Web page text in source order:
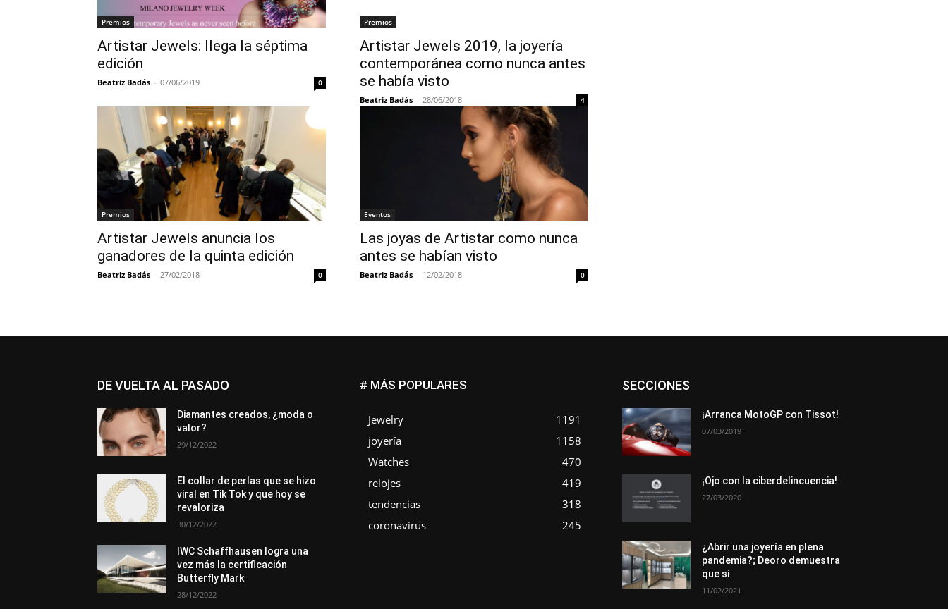
Premios
Artistar Jewels: llega la séptima
edición
Beatriz Badás - 07/06/2019 0
Premios
Artistar Jewels 2019, la joyería
contemporánea como nunca antes
se había visto
Beatriz Badás - 28/06/2018 4
Premios
Artistar Jewels anuncia los
ganadores de la quinta edición
Beatriz Badás - 27/02/2018 0
Eventos
Las joyas de Artistar como nunca
antes se habían visto
Beatriz Badás - 12/02/2018 0
DE VUELTA AL PASADO
Diamantes creados, ¿moda o
valor?
29/12/2022
El collar de perlas que se hizo
viral en Tik Tok y que hoy se
revaloriza
30/12/2022
IWC Schaffhausen logra una
vez más la certificación
Butterfly Mark
28/12/2022
# MÁS POPULARES
Jewelry
1191
joyería
1158
Watches
470
relojes
419
tendencias
318
coronavirus
245
SECCIONESAsociaciones
Entrevistas
La Pluma de Pedro Pérez
Metales
Novedades
¡Arranca MotoGP con Tissot!
07/03/2019
¡Ojo con la ciberdelincuencia!
27/03/2020
¿Abrir una joyería en plena
pandemia?; Deoro demuestra
que sí
11/02/2021